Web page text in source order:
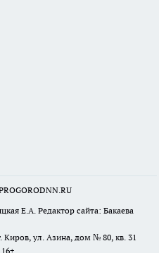
Е.А. Редактор сайта: Бакаева
Киров, ул. Азина, дом № 80, кв. 31